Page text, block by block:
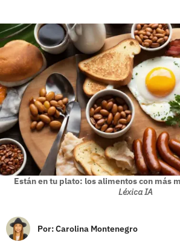
Están en tu plato: los alimentos con más
Léxica IA
Por:Carolina Montenegro